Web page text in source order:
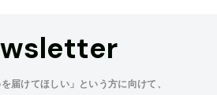
届けてほしい」という方に向けて、